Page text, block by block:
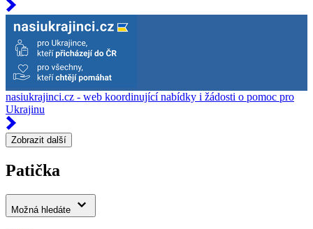
nasiukrajinci.cz - web koordinující nabídky i žádosti o pomoc pro
Ukrajinu
Zobrazit další
Patička
Možná hledáte